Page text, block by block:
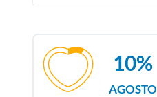
AGOSTO
10%